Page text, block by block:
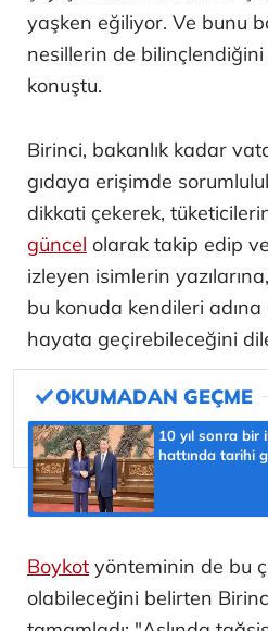
yaşken eğiliyor. Ve bunu
nesillerin de
konuştu.
Birinci, bakanlık kadar
gıdaya erişimde
dikkati çekerek,
güncel olarak takip edip
izleyen isimlerin
bu konuda kendileri
hayata geçirebileceğini
10 yıl sonra bir
hattında tarihi
Boykot yönteminin de bu
olabileceğini belirten